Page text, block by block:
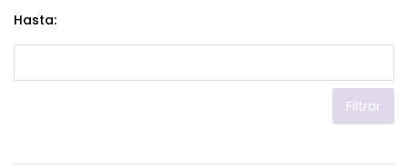
Hasta:
Filtrar